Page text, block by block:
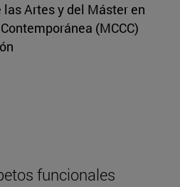
Artes y del Máster en
(MCCC)
funcionales